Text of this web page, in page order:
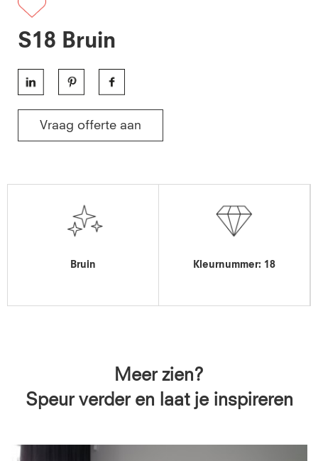
S18 Bruin
Vraag offerte aan
Bruin Kleurnummer: 18
Meer zien?
Speur verder en laat je inspireren